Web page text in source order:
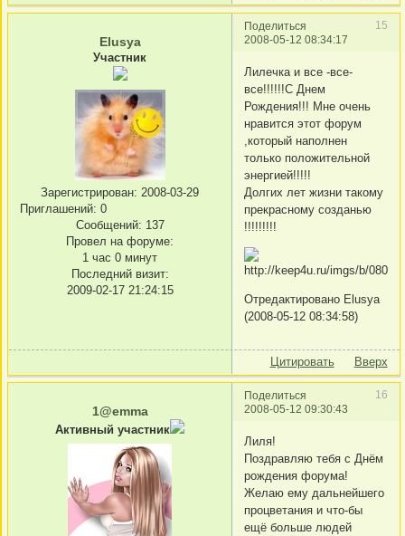
Поделиться
15
2008-05-12 08:34:17
Elusya
Участник
Зарегистрирован: 2008-03-29
Приглашений: 0
Сообщений: 137
Провел на форуме:
1 час 0 минут
Последний визит:
2009-02-17 21:24:15
Лилечка и все -все-
все!!!!!!С Днем
Рождения!!! Мне очень
нравится этот форум
,который наполнен
только положительной
энергией!!!!!
Долгих лет жизни такому
прекрасному созданью
!!!!!!!!!
Отредактировано Elusya
(2008-05-12 08:34:58)
Цитировать Вверх
Поделиться
16
2008-05-12 09:30:43
1@emma
Активный участник
Лиля!
Поздравляю тебя с Днём
рождения форума!
Желаю ему дальнейшего
процветания и что-бы
ещё больше людей